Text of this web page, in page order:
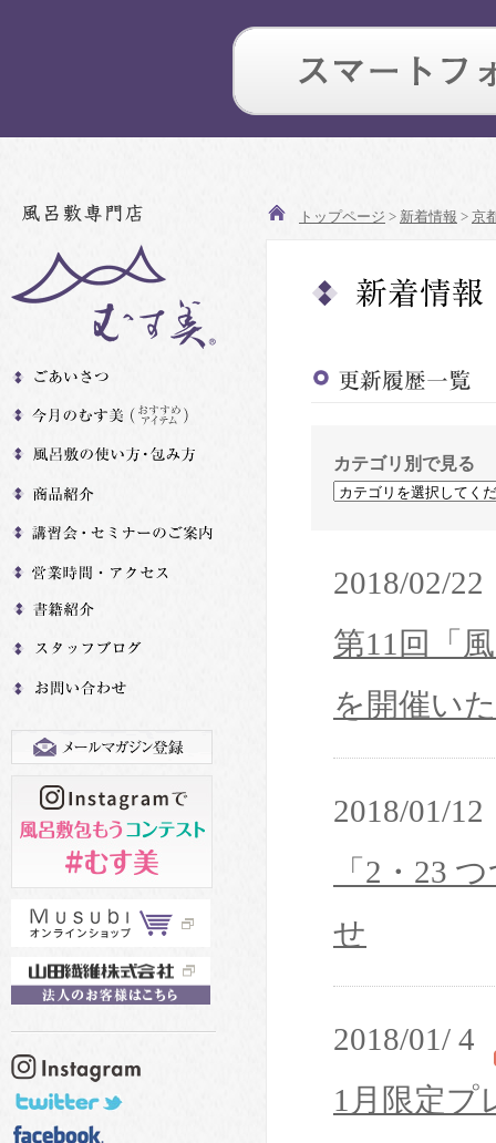
トップページ > 新着情報 > 京
カテゴリ別で見る
2018/02/22
第11回「
を開催い
2018/01/12
「2・23
せ
2018/01/ 4
1月限定プ